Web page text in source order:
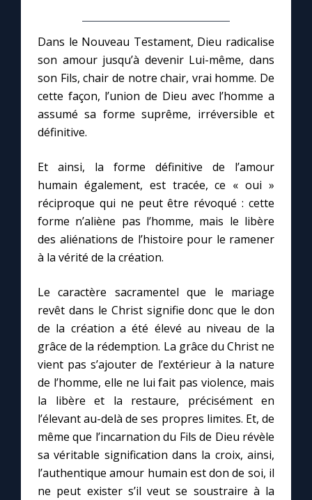
L'Évangile chaque jour
Les premiers samedis du mois
Marie qui défait les nœuds
Me consacrer à Jésus par Marie
Mes intentions de prière
Une Minute avec Marie
Une neuvaine
À la une
1000 Raisons de Croire
Chapelet pour le monde
Contact
Faire un don
Dans le Nouveau Testament, Dieu radicalise
son amour jusqu’à devenir Lui-même, dans
son Fils, chair de notre chair, vrai homme. De
cette façon, l’union de Dieu avec l’homme a
assumé sa forme suprême, irréversible et
définitive.
Et ainsi, la forme définitive de l’amour
humain également, est tracée, ce « oui »
réciproque qui ne peut être révoqué : cette
forme n’aliène pas l’homme, mais le libère
des aliénations de l’histoire pour le ramener
à la vérité de la création.
Le caractère sacramentel que le mariage
revêt dans le Christ signifie donc que le don
de la création a été élevé au niveau de la
grâce de la rédemption. La grâce du Christ ne
vient pas s’ajouter de l’extérieur à la nature
de l’homme, elle ne lui fait pas violence, mais
la libère et la restaure, précisément en
l’élevant au-delà de ses propres limites. Et, de
même que l’incarnation du Fils de Dieu révèle
sa véritable signification dans la croix, ainsi,
l’authentique amour humain est don de soi, il
ne peut exister s’il veut se soustraire à la